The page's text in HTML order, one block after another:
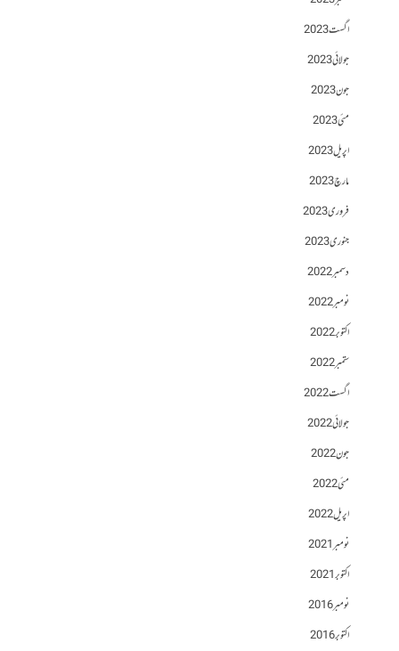
اگست 2023
جولائی 2023
جون 2023
مئی 2023
اپریل 2023
مارچ 2023
فروری 2023
جنوری 2023
دسمبر 2022
نومبر 2022
اکتوبر 2022
ستمبر 2022
اگست 2022
جولائی 2022
جون 2022
مئی 2022
اپریل 2022
نومبر 2021
اکتوبر 2021
نومبر 2016
اکتوبر 2016